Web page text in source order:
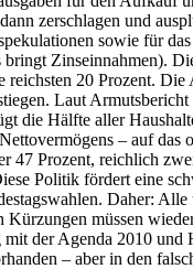
zerschlagen und
sowie für
bringt Zinseinnahmen).
reichsten 20 Prozent. Die
Laut Armutsbericht
die Hälfte aller
– auf das
47 Prozent, reichlich
Politik fördert eine
Daher:
Kürzungen müssen
mit der Agenda 2010 und
– aber in den